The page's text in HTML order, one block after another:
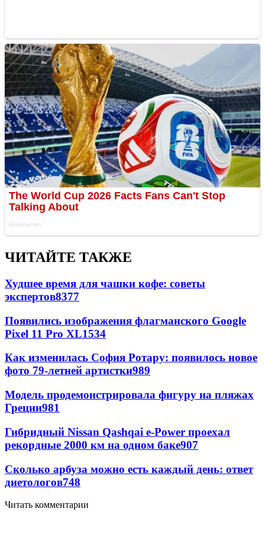
ЧИТАЙТЕ ТАКЖЕ
Худшее время для чашки кофе: советы
экспертов8377
Появились изображения флагманского Google
Pixel 11 Pro XL1534
Как изменилась София Ротару: появилось новое
фото 79-летней артистки989
Модель продемонстрировала фигуру на пляжах
Греции981
Гибридный Nissan Qashqai e-Power проехал
рекордные 2000 км на одном баке907
Сколько арбуза можно есть каждый день: ответ
диетологов748
Читать комментарии